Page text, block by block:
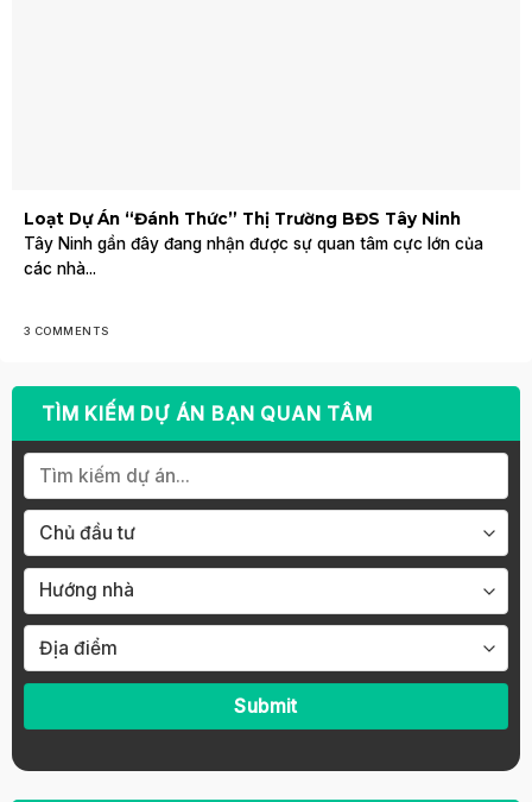
Loạt Dự Án “Đánh Thức” Thị Trường BĐS Tây Ninh
Tây Ninh gần đây đang nhận được sự quan tâm cực lớn của
các nhà...
3 COMMENTS
TÌM KIẾM DỰ ÁN BẠN QUAN TÂM